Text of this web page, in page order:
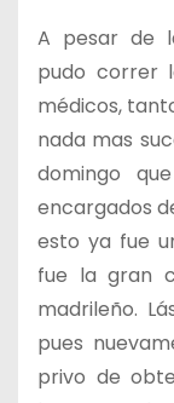
A pesar de
pudo correr
médicos,
nada mas
domingo
encargados
esto ya fue
fue la gran
madrileño.
pues
privo de